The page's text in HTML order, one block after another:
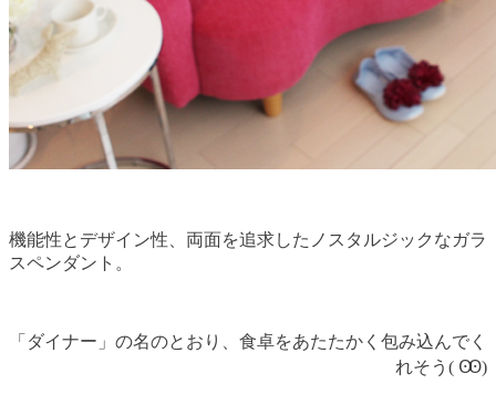
機能性とデザイン性、両面を追求したノスタルジックなガラ
スペンダント。
「ダイナー」の名のとおり、食卓をあたたかく包み込んでく
れそう( Ꙭ)